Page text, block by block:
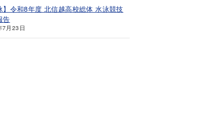
】令和8年度 北信越高校総体 水泳競技
告
7月23日